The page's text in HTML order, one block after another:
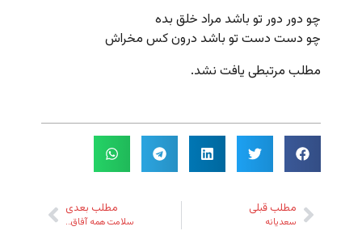
چو دور دور تو باشد مراد خلق بده
چو دست دست تو باشد درون کس مخراش
مطلب مرتبطی یافت نشد.
مطلب قبلی
سعدیانه
مطلب بعدی
سلامت همه آفاق…